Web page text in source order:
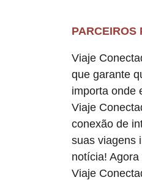
PARCEIROS
Viaje
que garante
importa onde
Viaje
conexão de
suas viagens
notícia!
Viaje